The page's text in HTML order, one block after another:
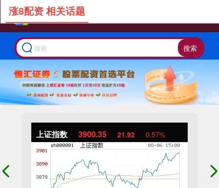
搜索
上证指数 3900.35 21.92 0.57%
涨8配资 相关话题